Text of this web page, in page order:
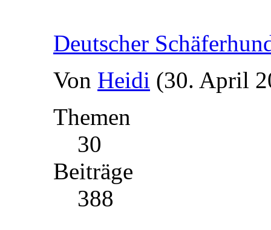
Deutscher
Von Heidi (30. April
Themen
30
Beiträge
388